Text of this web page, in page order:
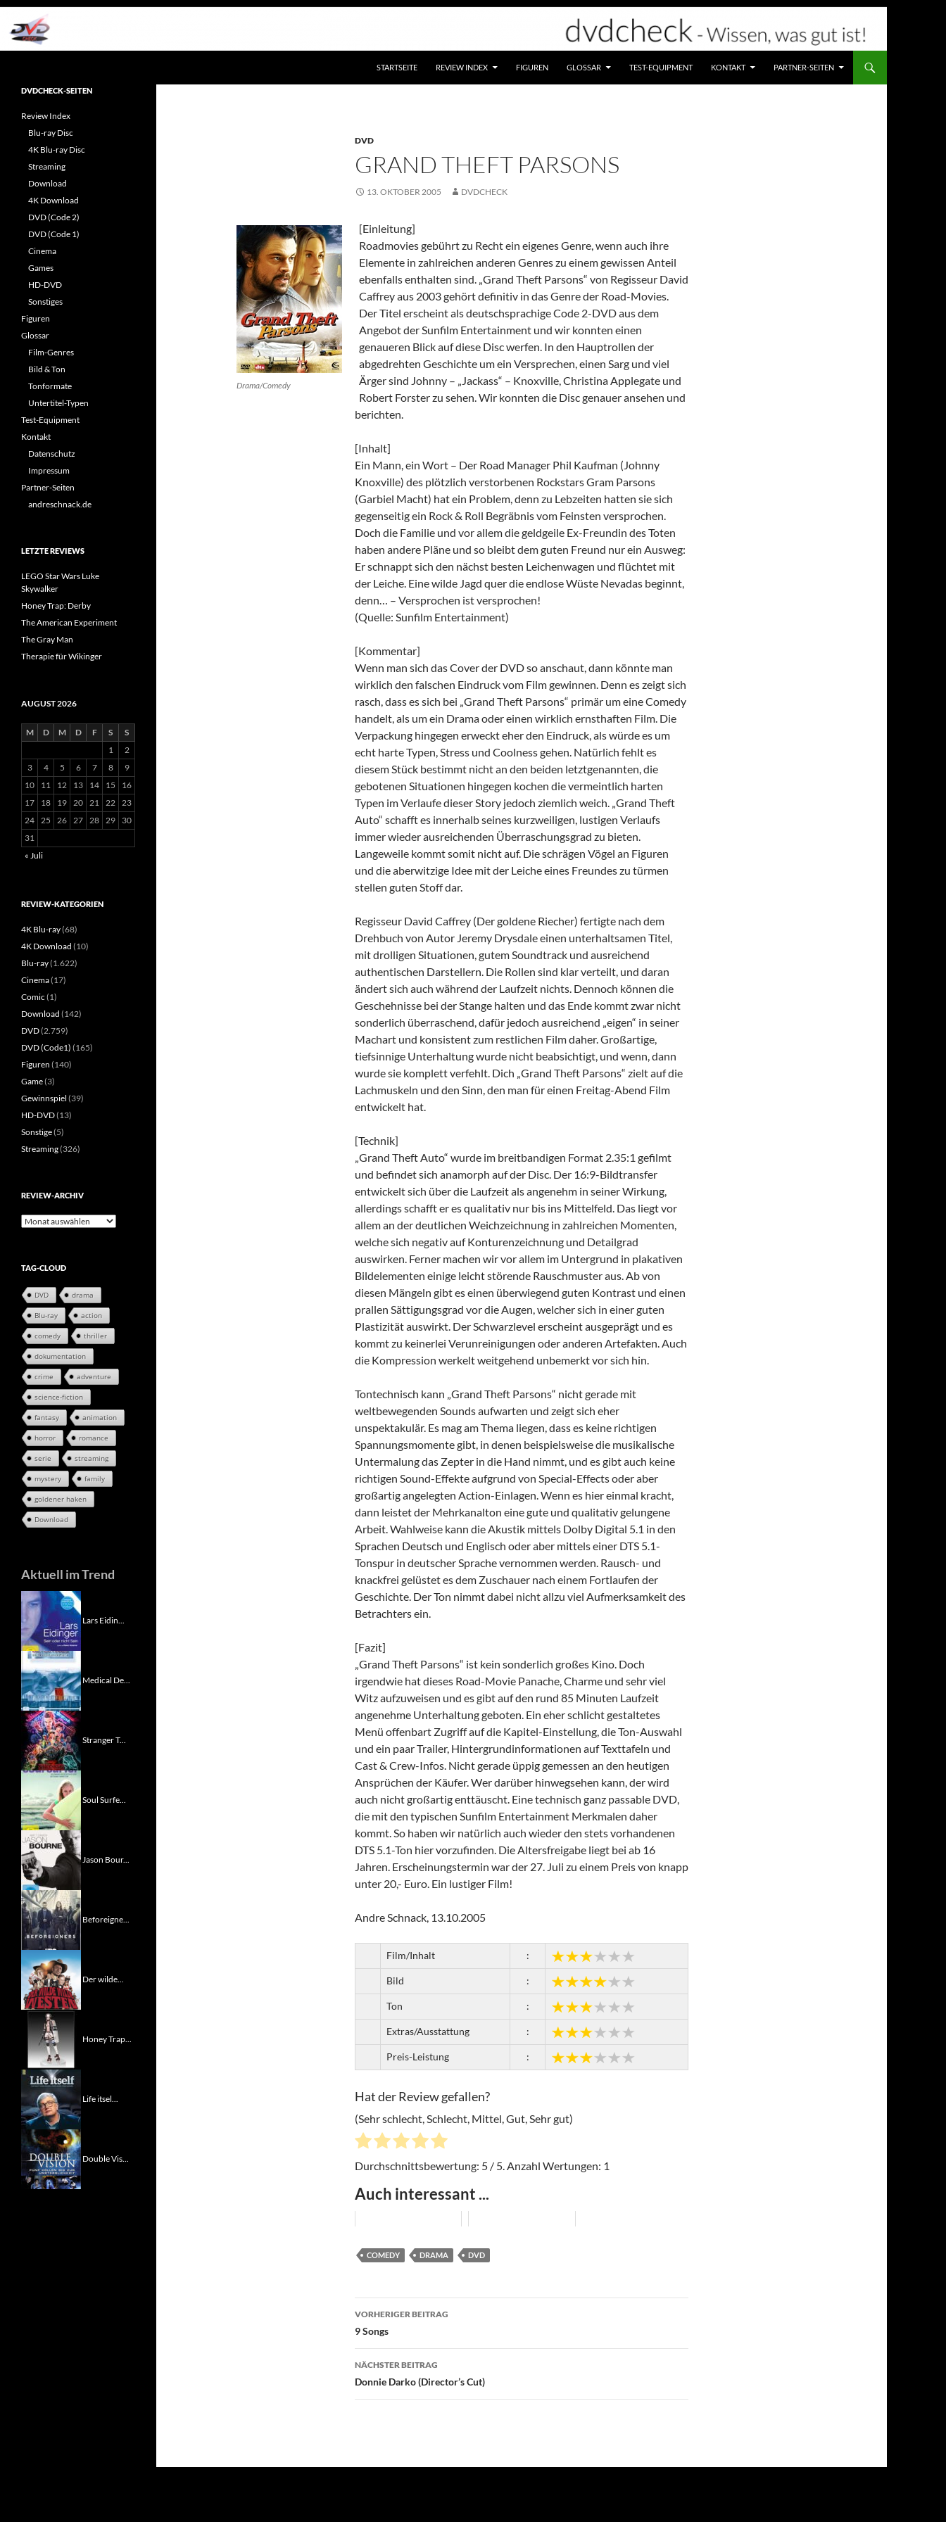
Zum
Inhalt
springen
STARTSEITE REVIEW INDEX FIGUREN GLOSSAR TEST-EQUIPMENT KONTAKT PARTNER-SEITEN
DVD
GRAND THEFT PARSONS
13. OKTOBER 2005 DVDCHECK
Drama/Comedy
[Einleitung]
Roadmovies gebührt zu Recht ein eigenes Genre, wenn auch ihre
Elemente in zahlreichen anderen Genres zu einem gewissen Anteil
ebenfalls enthalten sind. „Grand Theft Parsons“ von Regisseur David
Caffrey aus 2003 gehört definitiv in das Genre der Road-Movies.
Der Titel erscheint als deutschsprachige Code 2-DVD aus dem
Angebot der Sunfilm Entertainment und wir konnten einen
genaueren Blick auf diese Disc werfen. In den Hauptrollen der
abgedrehten Geschichte um ein Versprechen, einen Sarg und viel
Ärger sind Johnny – „Jackass“ – Knoxville, Christina Applegate und
Robert Forster zu sehen. Wir konnten die Disc genauer ansehen und
berichten.
[Inhalt]
Ein Mann, ein Wort – Der Road Manager Phil Kaufman (Johnny
Knoxville) des plötzlich verstorbenen Rockstars Gram Parsons
(Garbiel Macht) hat ein Problem, denn zu Lebzeiten hatten sie sich
gegenseitig ein Rock & Roll Begräbnis vom Feinsten versprochen.
Doch die Familie und vor allem die geldgeile Ex-Freundin des Toten
haben andere Pläne und so bleibt dem guten Freund nur ein Ausweg:
Er schnappt sich den nächst besten Leichenwagen und flüchtet mit
der Leiche. Eine wilde Jagd quer die endlose Wüste Nevadas beginnt,
denn… – Versprochen ist versprochen!
(Quelle: Sunfilm Entertainment)
[Kommentar]
Wenn man sich das Cover der DVD so anschaut, dann könnte man
wirklich den falschen Eindruck vom Film gewinnen. Denn es zeigt sich
rasch, dass es sich bei „Grand Theft Parsons“ primär um eine Comedy
handelt, als um ein Drama oder einen wirklich ernsthaften Film. Die
Verpackung hingegen erweckt eher den Eindruck, als würde es um
echt harte Typen, Stress und Coolness gehen. Natürlich fehlt es
diesem Stück bestimmt nicht an den beiden letztgenannten, die
gebotenen Situationen hingegen kochen die vermeintlich harten
Typen im Verlaufe dieser Story jedoch ziemlich weich. „Grand Theft
Auto“ schafft es innerhalb seines kurzweiligen, lustigen Verlaufs
immer wieder ausreichenden Überraschungsgrad zu bieten.
Langeweile kommt somit nicht auf. Die schrägen Vögel an Figuren
und die aberwitzige Idee mit der Leiche eines Freundes zu türmen
stellen guten Stoff dar.
Regisseur David Caffrey (Der goldene Riecher) fertigte nach dem
Drehbuch von Autor Jeremy Drysdale einen unterhaltsamen Titel,
mit drolligen Situationen, gutem Soundtrack und ausreichend
authentischen Darstellern. Die Rollen sind klar verteilt, und daran
ändert sich auch während der Laufzeit nichts. Dennoch können die
Geschehnisse bei der Stange halten und das Ende kommt zwar nicht
sonderlich überraschend, dafür jedoch ausreichend „eigen“ in seiner
Machart und konsistent zum restlichen Film daher. Großartige,
tiefsinnige Unterhaltung wurde nicht beabsichtigt, und wenn, dann
wurde sie komplett verfehlt. Dich „Grand Theft Parsons“ zielt auf die
Lachmuskeln und den Sinn, den man für einen Freitag-Abend Film
entwickelt hat.
[Technik]
„Grand Theft Auto“ wurde im breitbandigen Format 2.35:1 gefilmt
und befindet sich anamorph auf der Disc. Der 16:9-Bildtransfer
entwickelt sich über die Laufzeit als angenehm in seiner Wirkung,
allerdings schafft er es qualitativ nur bis ins Mittelfeld. Das liegt vor
allem an der deutlichen Weichzeichnung in zahlreichen Momenten,
welche sich negativ auf Konturenzeichnung und Detailgrad
auswirken. Ferner machen wir vor allem im Untergrund in plakativen
Bildelementen einige leicht störende Rauschmuster aus. Ab von
diesen Mängeln gibt es einen überwiegend guten Kontrast und einen
prallen Sättigungsgrad vor die Augen, welcher sich in einer guten
Plastizität auswirkt. Der Schwarzlevel erscheint ausgeprägt und es
kommt zu keinerlei Verunreinigungen oder anderen Artefakten. Auch
die Kompression werkelt weitgehend unbemerkt vor sich hin.
Tontechnisch kann „Grand Theft Parsons“ nicht gerade mit
weltbewegenden Sounds aufwarten und zeigt sich eher
unspektakulär. Es mag am Thema liegen, dass es keine richtigen
Spannungsmomente gibt, in denen beispielsweise die musikalische
Untermalung das Zepter in die Hand nimmt, und es gibt auch keine
richtigen Sound-Effekte aufgrund von Special-Effects oder aber
großartig angelegten Action-Einlagen. Wenn es hier einmal kracht,
dann leistet der Mehrkanalton eine gute und qualitativ gelungene
Arbeit. Wahlweise kann die Akustik mittels Dolby Digital 5.1 in den
Sprachen Deutsch und Englisch oder aber mittels einer DTS 5.1-
Tonspur in deutscher Sprache vernommen werden. Rausch- und
knackfrei gelüstet es dem Zuschauer nach einem Fortlaufen der
Geschichte. Der Ton nimmt dabei nicht allzu viel Aufmerksamkeit des
Betrachters ein.
[Fazit]
„Grand Theft Parsons“ ist kein sonderlich großes Kino. Doch
irgendwie hat dieses Road-Movie Panache, Charme und sehr viel
Witz aufzuweisen und es gibt auf den rund 85 Minuten Laufzeit
angenehme Unterhaltung geboten. Ein eher schlicht gestaltetes
Menü offenbart Zugriff auf die Kapitel-Einstellung, die Ton-Auswahl
und ein paar Trailer, Hintergrundinformationen auf Texttafeln und
Cast & Crew-Infos. Nicht gerade üppig gemessen an den heutigen
Ansprüchen der Käufer. Wer darüber hinwegsehen kann, der wird
auch nicht großartig enttäuscht. Eine technisch ganz passable DVD,
die mit den typischen Sunfilm Entertainment Merkmalen daher
kommt. So haben wir natürlich auch wieder den stets vorhandenen
DTS 5.1-Ton hier vorzufinden. Die Altersfreigabe liegt bei ab 16
Jahren. Erscheinungstermin war der 27. Juli zu einem Preis von knapp
unter 20,- Euro. Ein lustiger Film!
Andre Schnack, 13.10.2005
Film/Inhalt :
Bild :
Ton :
Extras/Ausstattung :
Preis-Leistung :
Hat der Review gefallen?
(Sehr schlecht, Schlecht, Mittel, Gut, Sehr gut)
Durchschnittsbewertung: 5 / 5. Anzahl Wertungen: 1
Auch interessant ...
COMEDY DRAMA DVD
Beitragsnavigation
VORHERIGER BEITRAG
9 Songs
NÄCHSTER BEITRAG
Donnie Darko (Director’s Cut)
Reviews rund ums Heimkino &
DVDCHECK-SEITEN
Review Index
Blu-ray Disc
4K Blu-ray Disc
Streaming
Download
4K Download
DVD (Code 2)
DVD (Code 1)
Cinema
Games
HD-DVD
Sonstiges
Figuren
Glossar
Film-Genres
Bild & Ton
Tonformate
Untertitel-Typen
Test-Equipment
Kontakt
Datenschutz
Impressum
Partner-Seiten
andreschnack.de
LETZTE REVIEWS
LEGO Star Wars Luke
Skywalker
Honey Trap: Derby
The American Experiment
The Gray Man
Therapie für Wikinger
AUGUST 2026
M D M D F S
S
1
2
3
4 5 6 7 8
9
10
11 12 13 14 15
16
17
18 19 20 21 22 23
24 25 26 27 28 29
30
31
« Juli
REVIEW-KATEGORIEN
4K Blu-ray(68)
4K Download (10)
Blu-ray(1.622)
Cinema(17)
Comic (1)
Download (142)
DVD(2.759)
DVD (Code1) (165)
Figuren (140)
Game(3)
Gewinnspiel (39)
HD-DVD(13)
Sonstige(5)
Streaming(326)
REVIEW-ARCHIV
Review-
TAG-CLOUD
DVD drama
Blu-ray action
comedy thriller
dokumentation
crime adventure
science-fiction
fantasy animation
horror romance
serie streaming
mystery family
goldener haken
Download
Aktuell im Trend
Lars Eidin...
Medical De...
Stranger T...
Soul Surfe...
Jason Bour...
Beforeigne...
Der wilde...
Honey Trap...
Life itsel...
Double Vis...